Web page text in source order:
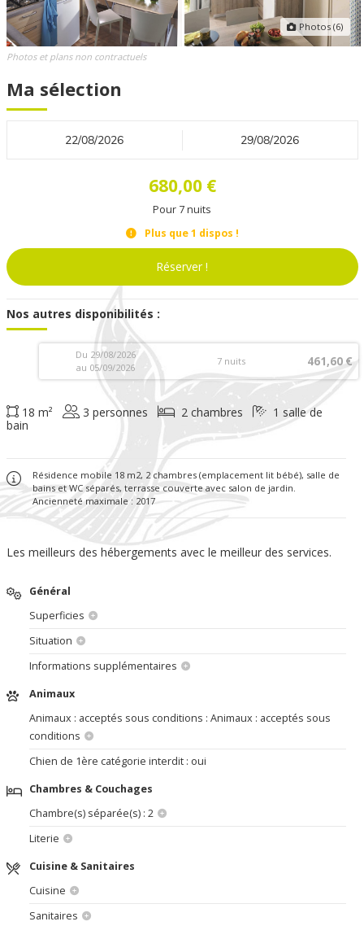
Photos (6)
Photos et plans non contractuels
18 m² 3 personnes 2 chambres
1 salle de
bain
Résidence mobile 18 m2, 2 chambres (emplacement lit bébé), salle de
bains et WC séparés, terrasse couverte avec salon de jardin.
Ancienneté maximale : 2017
Les meilleurs des hébergements avec le meilleur des services.
Général
Superficies
Situation
Informations supplémentaires
Animaux
Animaux : acceptés sous conditions : Animaux : acceptés sous
conditions
Chien de 1ère catégorie interdit : oui
Chambres & Couchages
Chambre(s) séparée(s) : 2
Literie
Cuisine & Sanitaires
Cuisine
Sanitaires
Ma sélection
680,00 €
Pour 7nuits
Plus que1 dispos !
Réserver !
Nos autres disponibilités :
Du 29/08/2026
au 05/09/2026
7 nuits 461,60 €